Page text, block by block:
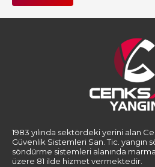
1983 yılında sektördeki yerini alan
Güvenlik Sistemleri San. Tic. yangın
söndürme sistemleri alanında
üzere 81 ilde hizmet vermektedir.